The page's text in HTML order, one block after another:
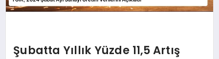
Şubatta Yıllık Yüzde 11,5 Artış